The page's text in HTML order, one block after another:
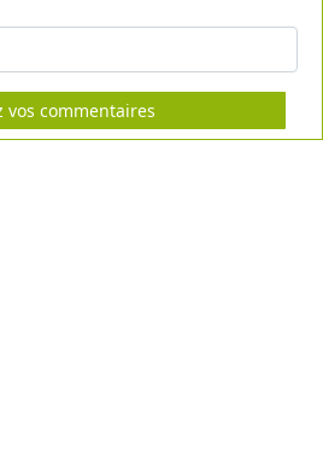
vos commentaires